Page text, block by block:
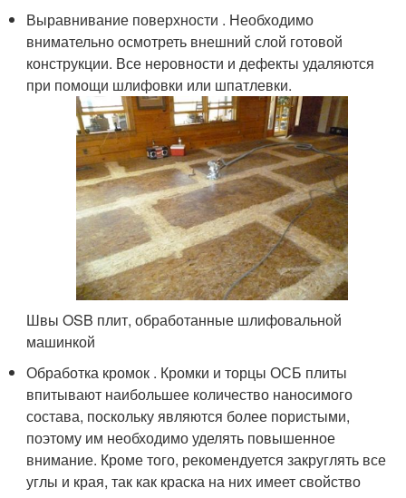
Выравнивание поверхности . Необходимо
внимательно осмотреть внешний слой готовой
конструкции. Все неровности и дефекты удаляются
при помощи шлифовки или шпатлевки.
Швы OSB плит, обработанные шлифовальной
машинкой
Обработка кромок . Кромки и торцы ОСБ плиты
впитывают наибольшее количество наносимого
состава, поскольку являются более пористыми,
поэтому им необходимо уделять повышенное
внимание. Кроме того, рекомендуется закруглять все
углы и края, так как краска на них имеет свойство